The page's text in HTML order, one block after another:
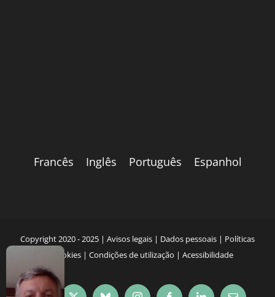
Francês Inglês Português Espanhol
Copyright 2020 - 2025 | Avisos legais | Dados pessoais | Políticas
de cookies| Condições de utilização | Acessibilidade